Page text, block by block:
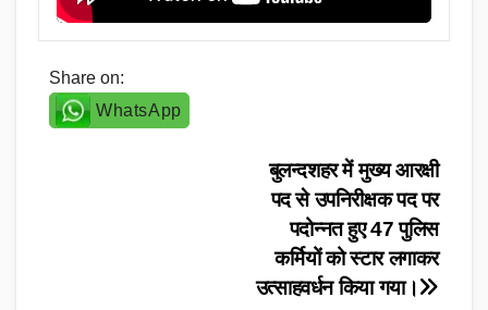
Share on:
WhatsApp
बुलन्दशहर में मुख्य आरक्षी
पद से उपनिरीक्षक पद पर
पदोन्नत हुए 47 पुलिस
कर्मियों को स्टार लगाकर
उत्साहवर्धन किया गया।